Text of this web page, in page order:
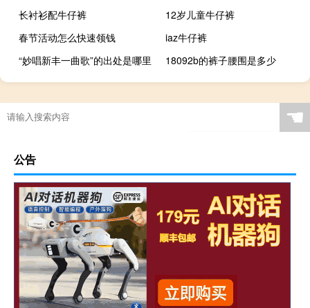
长衬衫配牛仔裤
12岁儿童牛仔裤
春节活动怎么快速领钱
iaz牛仔裤
“妙唱新丰一曲歌”的出处是哪里
18092b的裤子腰围是多少
☚
公告